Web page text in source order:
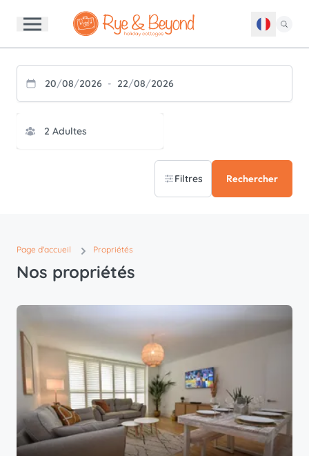
20/08/2026 - 22/08/2026
Filtres Rechercher
Page d'accueil Propriétés
Nos propriétés